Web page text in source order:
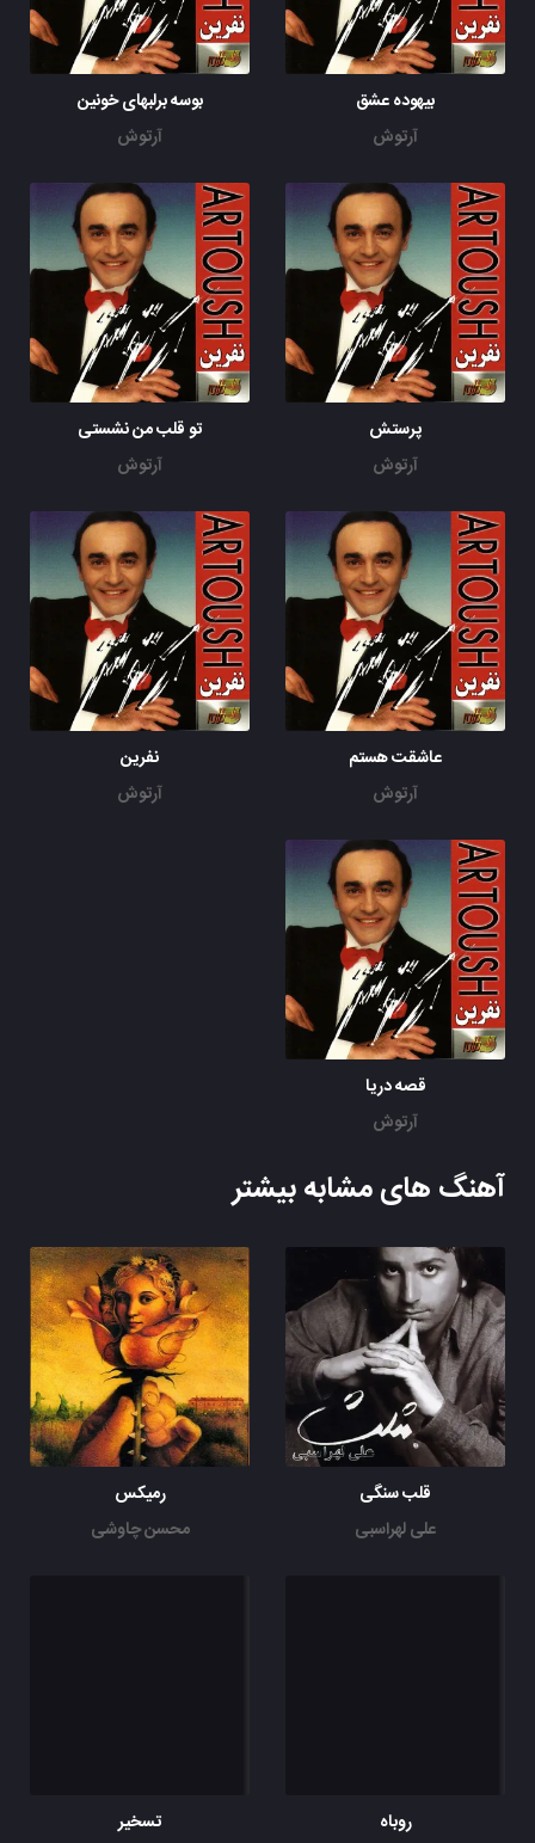
بیهوده عشق
آرتوش
بوسه برلبهای خونین
آرتوش
پرستش
آرتوش
تو قلب من نشستی
آرتوش
عاشقت هستم
آرتوش
نفرین
آرتوش
قصه دریا
آرتوش
آهنگ های مشابه بیشتر
قلب سنگی
علی لهراسبی
رمیکس
محسن چاوشی
روباه
تسخیر